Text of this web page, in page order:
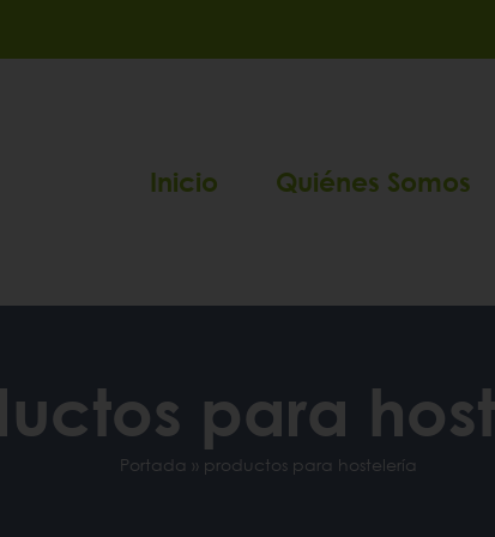
Inicio Quiénes Somos
para
Portada » productos para hostelería